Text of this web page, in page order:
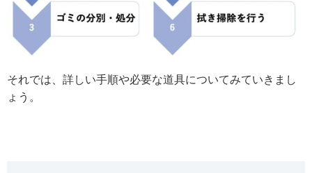
それでは、詳しい手順や必要な道具についてみていきまし
ょう。